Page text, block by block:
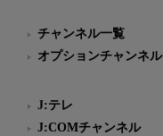
チャンネル一覧
オプションチャンネル
J:テレ
J:COMチャンネル